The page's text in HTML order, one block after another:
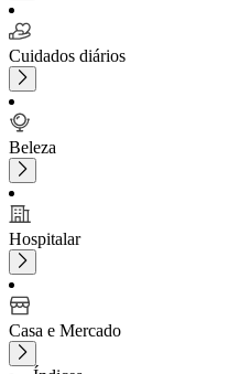
Cuidados diários
Beleza
Hospitalar
Casa e Mercado